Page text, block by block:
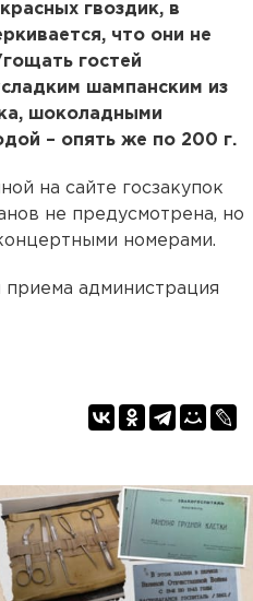
гвоздик, в
что они не
гостей
шампанским из
шоколадными
– опять же по 200 г.
на сайте госзакупок
не предусмотрена, но
номерами.
администрация